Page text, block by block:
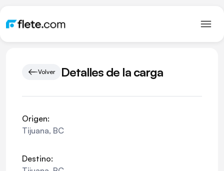
Volver Detalles de la carga
Origen:
Tijuana, BC
Destino: